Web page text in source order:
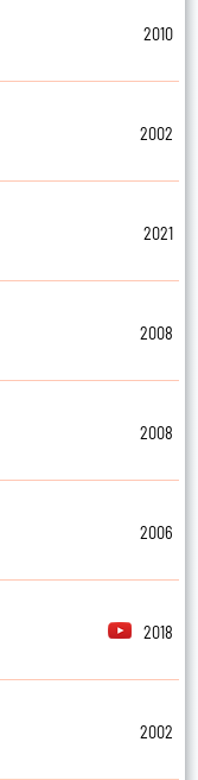
2010
2002
2021
2008
2008
2006
2018
2002